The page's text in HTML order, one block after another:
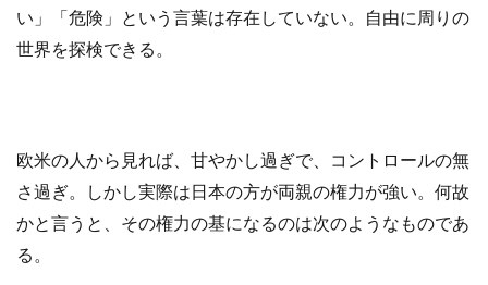
い」「危険」という言葉は存在していない。自由に周りの
世界を探検できる。
欧米の人から見れば、甘やかし過ぎで、コントロールの無
さ過ぎ。しかし実際は日本の方が両親の権力が強い。何故
かと言うと、その権力の基になるのは次のようなものであ
る。